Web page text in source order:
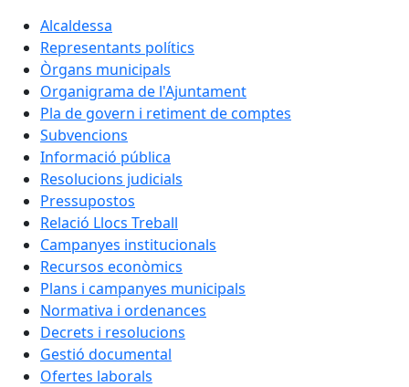
Alcaldessa
Representants polítics
Òrgans municipals
Organigrama de l'Ajuntament
Pla de govern i retiment de comptes
Subvencions
Informació pública
Resolucions judicials
Pressupostos
Relació Llocs Treball
Campanyes institucionals
Recursos econòmics
Plans i campanyes municipals
Normativa i ordenances
Decrets i resolucions
Gestió documental
Ofertes laborals